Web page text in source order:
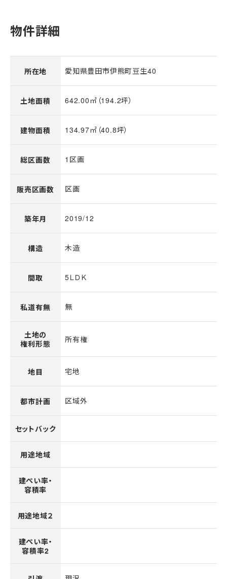
物件詳細
所在地 愛知県豊田市伊熊町豆生40
土地面積 642.00㎡（194.2坪）
建物面積 134.97㎡（40.8坪）
総区画数 1区画
販売区画数 区画
築年月 2019/12
構造 木造
間取 5ＬＤＫ
私道有無 無
土地の
権利形態
所有権
地目 宅地
都市計画 区域外
セットバック
用途地域
建ぺい率・
容積率
用途地域２
建ぺい率・
容積率2